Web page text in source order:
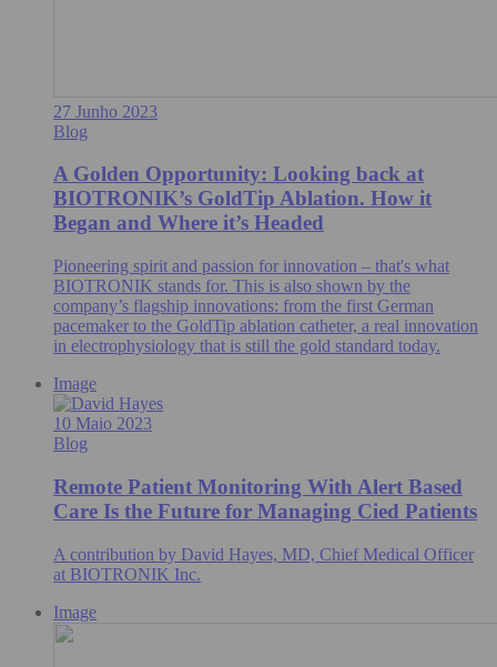
27 Junho 2023
Blog
A Golden Opportunity: Looking back at
BIOTRONIK’s GoldTip Ablation. How it
Began and Where it’s Headed
Pioneering spirit and passion for innovation – that's what
BIOTRONIK stands for. This is also shown by the
company’s flagship innovations: from the first German
pacemaker to the GoldTip ablation catheter, a real innovation
in electrophysiology that is still the gold standard today.
Image
10 Maio 2023
Blog
Remote Patient Monitoring With Alert Based
Care Is the Future for Managing Cied Patients
A contribution by David Hayes, MD, Chief Medical Officer
at BIOTRONIK Inc.
Image